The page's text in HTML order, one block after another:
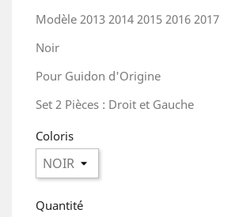
Modèle 2013 2014 2015 2016 2017
Noir
Pour Guidon d'Origine
Set 2 Pièces : Droit et Gauche
Coloris
Quantité